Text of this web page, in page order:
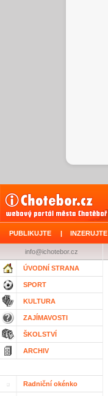
PUBLIKUJTE | INZERUJTE
info@ichotebor.cz
ÚVODNÍ STRANA
SPORT
KULTURA
ZAJÍMAVOSTI
ŠKOLSTVÍ
ARCHIV
Radniční okénko